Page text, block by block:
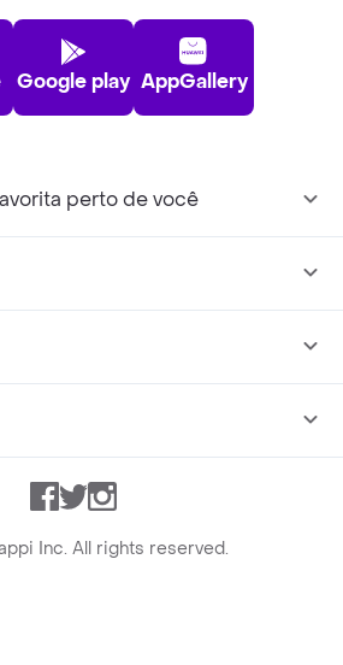
Google play AppGallery
perto de você
Facebook
TwitterInstagram
Inc. All rights reserved.